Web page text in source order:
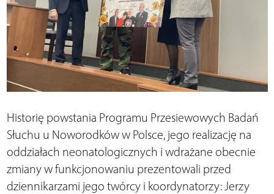
Historię powstania Programu Przesiewowych Badań
Słuchu u Noworodków w Polsce, jego realizację na
oddziałach neonatologicznych i wdrażane obecnie
zmiany w funkcjonowaniu prezentowali przed
dziennikarzami jego twórcy i koordynatorzy: Jerzy